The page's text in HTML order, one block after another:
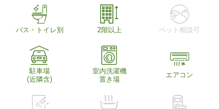
バス・トイレ別 2階以上 ペット相談可
駐車場
(近隣含)
室内洗濯機
置き場
エアコン